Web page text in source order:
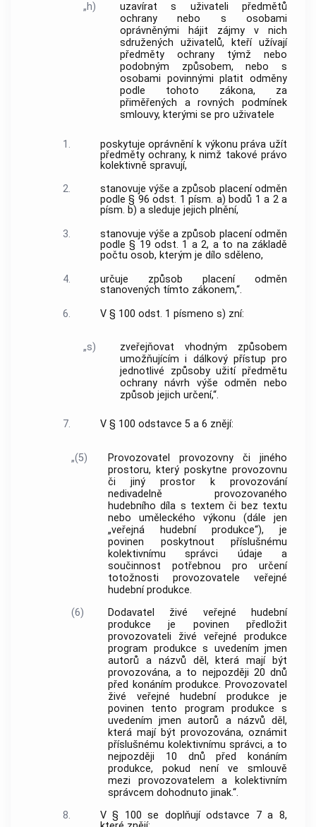
„h)
uzavírat s uživateli předmětů
ochrany nebo s osobami
oprávněnými hájit zájmy v nich
sdružených uživatelů, kteří užívají
předměty ochrany týmž nebo
podobným způsobem, nebo s
osobami povinnými platit odměny
podle tohoto zákona, za
přiměřených a rovných podmínek
smlouvy, kterými se pro uživatele
1.
poskytuje oprávnění k výkonu práva užít
předměty ochrany, k nimž takové právo
kolektivně spravují,
2.
stanovuje výše a způsob placení odměn
podle § 96 odst. 1 písm. a) bodů 1 a 2 a
písm. b) a sleduje jejich plnění,
3.
stanovuje výše a způsob placení odměn
podle § 19 odst. 1 a 2, a to na základě
počtu osob, kterým je dílo sděleno,
4.
určuje způsob placení odměn
stanovených tímto zákonem,“.
6.
V § 100 odst. 1 písmeno s) zní:
„s)
zveřejňovat vhodným způsobem
umožňujícím i dálkový přístup pro
jednotlivé způsoby užití předmětu
ochrany návrh výše odměn nebo
způsob jejich určení,“.
7. V § 100 odstavce 5 a 6 znějí:
„(5)
Provozovatel provozovny či jiného
prostoru, který poskytne provozovnu
či jiný prostor k provozování
nedivadelně provozovaného
hudebního díla s textem či bez textu
nebo uměleckého výkonu (dále jen
„veřejná hudební produkce“), je
povinen poskytnout příslušnému
kolektivnímu správci údaje a
součinnost potřebnou pro určení
totožnosti provozovatele veřejné
hudební produkce.
(6)
Dodavatel živé veřejné hudební
produkce je povinen předložit
provozovateli živé veřejné produkce
program produkce s uvedením jmen
autorů a názvů děl, která mají být
provozována, a to nejpozději 20 dnů
před konáním produkce. Provozovatel
živé veřejné hudební produkce je
povinen tento program produkce s
uvedením jmen autorů a názvů děl,
která mají být provozována, oznámit
příslušnému kolektivnímu správci, a to
nejpozději 10 dnů před konáním
produkce, pokud není ve smlouvě
mezi provozovatelem a kolektivním
správcem dohodnuto jinak.“.
8.
V § 100 se doplňují odstavce 7 a 8,